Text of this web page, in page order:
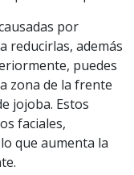
por
reducirlas, además
puedes
zona de la frente
jojoba. Estos
faciales,
que aumenta la